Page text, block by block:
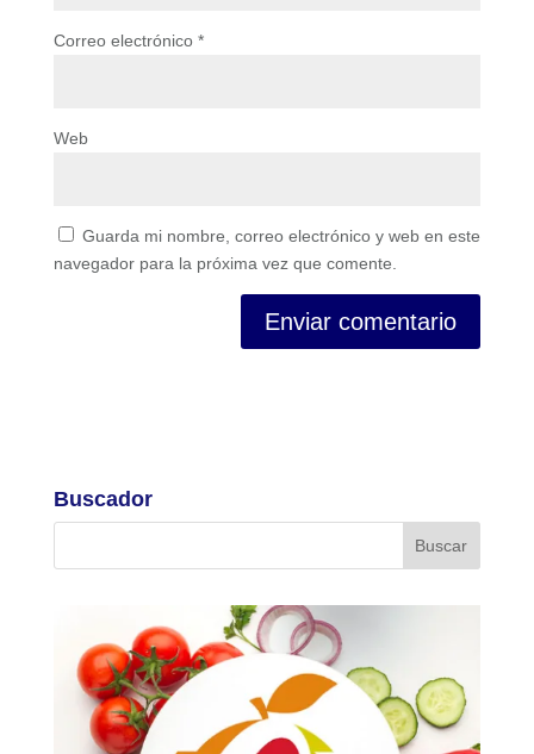
Correo electrónico *
Web
Guarda mi nombre, correo electrónico y web en este
navegador para la próxima vez que comente.
Buscador